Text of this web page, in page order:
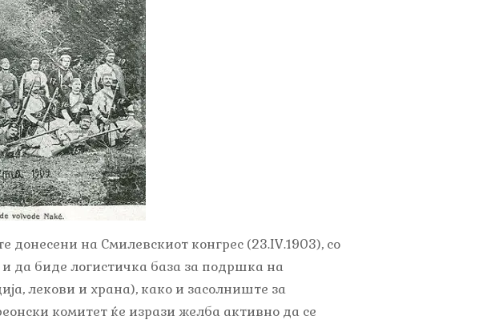
донесени на Смилевскиот конгрес (23.IV.1903), со
да биде логистичка база за подршка на
лекови и храна), како и засолниште за
комитет ќе изрази желба активно да се